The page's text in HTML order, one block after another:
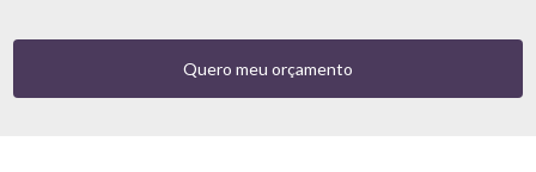
Quero meu orçamento